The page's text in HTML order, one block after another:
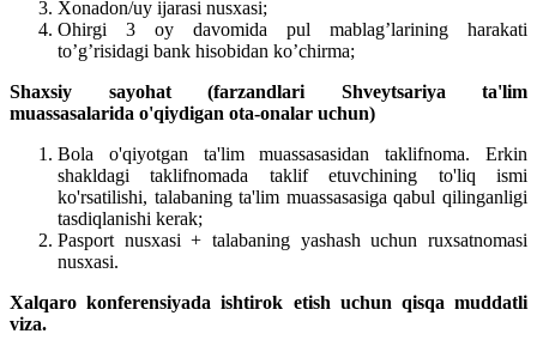
Xonadon/uy ijarasi nusxasi;
Ohirgi 3 oy davomida pul mablag’larining harakati
to’g’risidagi bank hisobidan ko’chirma;
Shaxsiy sayohat (farzandlari Shveytsariya ta'lim
muassasalarida o'qiydigan ota-onalar uchun)
Bola o'qiyotgan ta'lim muassasasidan taklifnoma. Erkin
shakldagi taklifnomada taklif etuvchining to'liq ismi
ko'rsatilishi, talabaning ta'lim muassasasiga qabul qilinganligi
tasdiqlanishi kerak;
Pasport nusxasi + talabaning yashash uchun ruxsatnomasi
nusxasi.
Xalqaro konferensiyada ishtirok etish uchun qisqa muddatli
viza.